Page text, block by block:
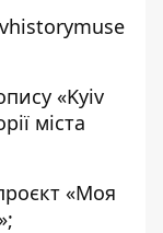
«Kyiv
міста
«Моя